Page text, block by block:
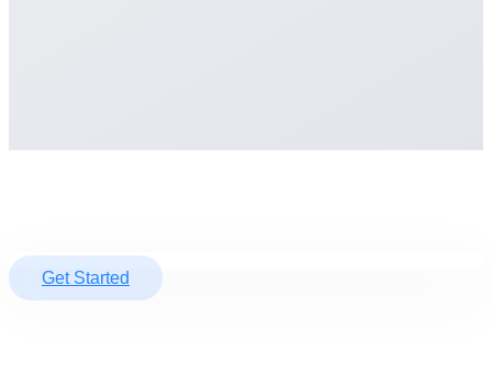
Get Started